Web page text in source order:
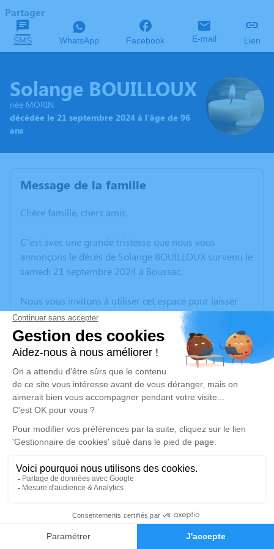
Faire-part Hommages
Partager
SMS WhatsApp Facebook E-mail Lien
Solange BOUILLOUX
née MORIN
décédée le 21 septembre 2024 à l'âge de 96
ans
Message de la famille
Chère famille, chers amis,
C’est avec une grande tristesse que nous vous
annonçons le décès de Solange BOUILLOUX survenu le
samedi 21 septembre 2024 à Boussac.
Nous vous invitons à utiliser cet espace pour laisser
vos condoléances, partager des photos souvenirs, une
anecdote ou exprimer vos pensées à travers des
poèmes ou des textes. Cet endroit est un lieu
d'expression dédié à honorer la mémoire de Solange
BOUILLOUX.
Un service de plantation d’arbre hommage est
disponible ici.
Je rends hommage
Cérémonie religieuse
Église de Bétête
23270 Bétête